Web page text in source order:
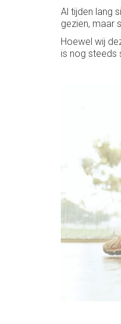
Al tijden lang
gezien, maar
Hoewel wij
is nog steeds